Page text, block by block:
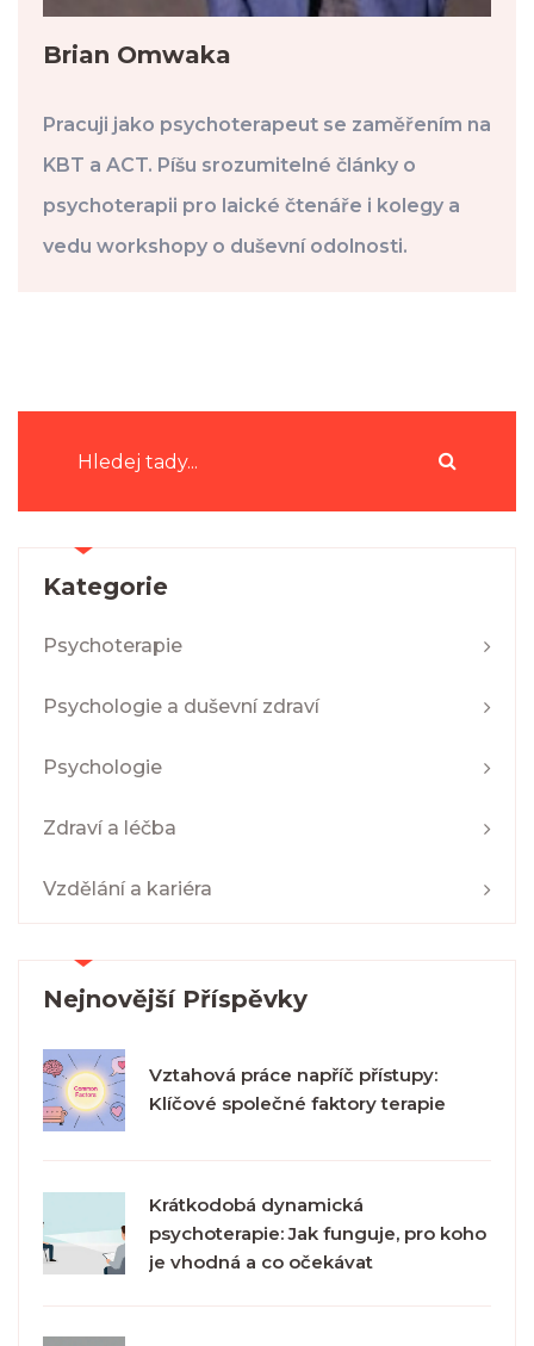
Brian Omwaka
Pracuji jako psychoterapeut se zaměřením na
KBT a ACT. Píšu srozumitelné články o
psychoterapii pro laické čtenáře i kolegy a
vedu workshopy o duševní odolnosti.
Kategorie
Psychoterapie
Psychologie a duševní zdraví
Psychologie
Zdraví a léčba
Vzdělání a kariéra
Nejnovější Příspěvky
Vztahová práce napříč přístupy:
Klíčové společné faktory terapie
Krátkodobá dynamická
psychoterapie: Jak funguje, pro koho
je vhodná a co očekávat